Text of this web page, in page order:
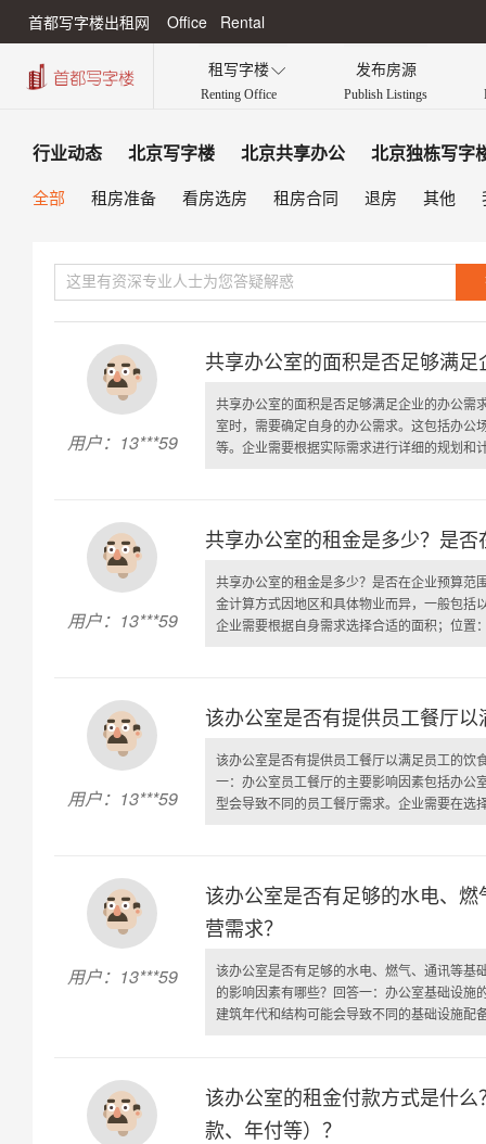
首都写字楼出租网 Office Rental
租写字楼
Renting Office
 发布房源
Publish Listings
行业动态 北京写字楼 北京共享办公 北京独栋写字
全部 租房准备 看房选房 租房合同 退房 其他
用户：13***59
共享办公室的面积是否足够满
共享办公室的面积是否足够满足企业的办公需
室时，需要确定自身的办公需求。这包括办公
等。企业需要根据实际需求进行详细的规划和
用户：13***59
共享办公室的租金是多少？是
共享办公室的租金是多少？是否在企业预算范
金计算方式因地区和具体物业而异，一般包括
企业需要根据自身需求选择合适的面积；位置
用户：13***59
该办公室是否有提供员工餐厅
该办公室是否有提供员工餐厅以满足员工的饮
一：办公室员工餐厅的主要影响因素包括办公
型会导致不同的员工餐厅需求。企业需要在选
用户：13***59
该办公室是否有足够的水电、
营需求？
该办公室是否有足够的水电、燃气、通讯等基
的影响因素有哪些？回答一：办公室基础设施
建筑年代和结构可能会导致不同的基础设施配
该办公室的租金付款方式是什
款、年付等）？